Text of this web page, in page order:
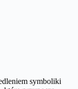
symboliki